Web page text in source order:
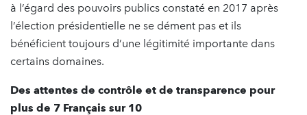
à l’égard des pouvoirs publics constaté en 2017 après
l’élection présidentielle ne se dément pas et ils
bénéficient toujours d’une légitimité importante dans
certains domaines.
Des attentes de contrôle et de transparence pour
plus de 7 Français sur 10